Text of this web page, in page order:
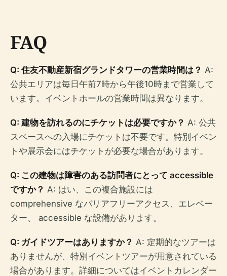
FAQ
Q: 住友不動産新宿グランドタワーの営業時間は？ A:
公共エリアは毎日午前7時から午後10時まで営業して
います。イベントホールの営業時間は異なります。
Q: 建物を訪れるのにチケットは必要ですか？ A: 公共
スペースへの入場にチケットは不要です。特別イベン
トや展示会にはチケットが必要な場合があります。
Q: この建物は障害のある訪問者にとって accessible
ですか？ A: はい、この複合施設には
comprehensive なバリアフリーアクセス、エレベー
ター、 accessible な設備があります。
Q: ガイドツアーはありますか？ A: 定期的なツアーは
ありませんが、特別イベントツアーが用意されている
場合があります。詳細についてはイベントカレンダー